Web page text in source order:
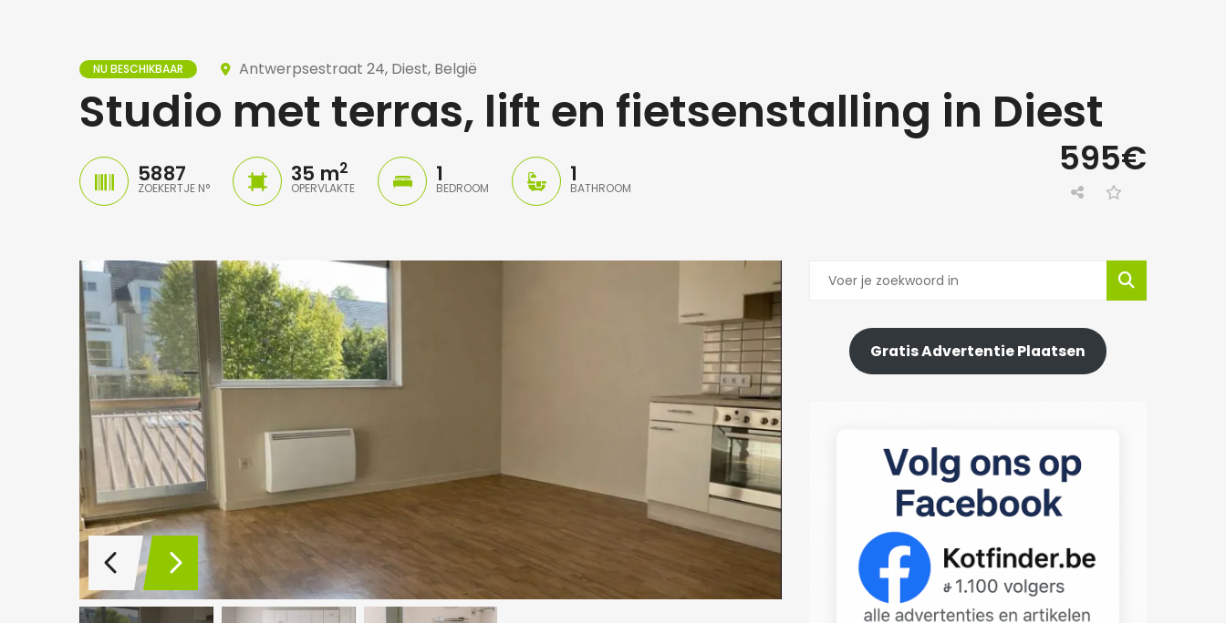
NU BESCHIKBAAR Antwerpsestraat 24, Diest, België
Studio met terras, lift en fietsenstalling in Diest
5887
ZOEKERTJE N°
35 m2
OPERVLAKTE
1
BEDROOM
1
BATHROOM
595€
Gratis Advertentie Plaatsen